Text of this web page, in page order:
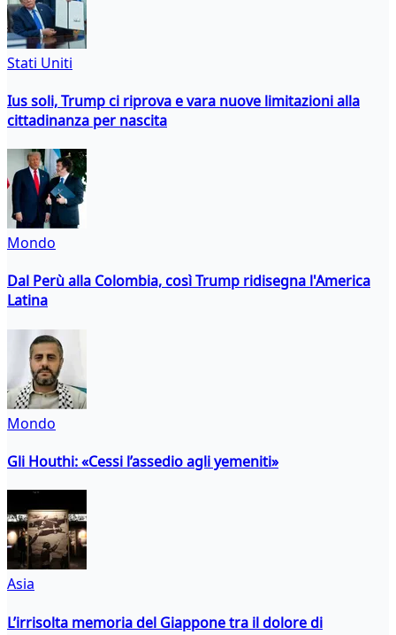
Stati Uniti
Ius soli, Trump ci riprova e vara nuove limitazioni alla
cittadinanza per nascita
Mondo
Dal Perù alla Colombia, così Trump ridisegna l'America
Latina
Mondo
Gli Houthi: «Cessi l’assedio agli yemeniti»
Asia
L’irrisolta memoria del Giappone tra il dolore di